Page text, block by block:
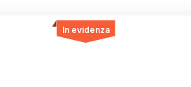
In evidenza